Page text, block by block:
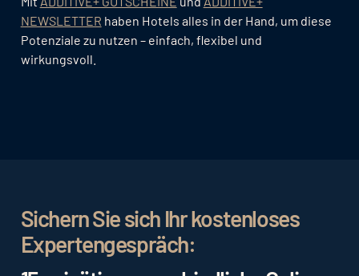
NEWSLETTER haben Hotels alles in der Hand, um diese
Potenziale zu nutzen – einfach, flexibel und
wirkungsvoll.
Sichern Sie sich Ihr kostenloses
Expertengespräch: